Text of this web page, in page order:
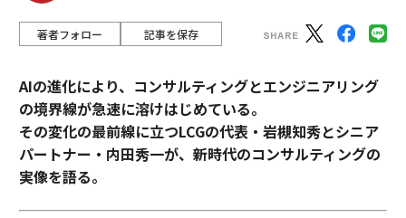
著者フォロー 記事を保存
AIの進化により、コンサルティングとエンジニアリング
の境界線が急速に溶けはじめている。
その変化の最前線に立つLCGの代表・岩槻知秀とシニア
パートナー・内田秀一が、新時代のコンサルティングの
実像を語る。